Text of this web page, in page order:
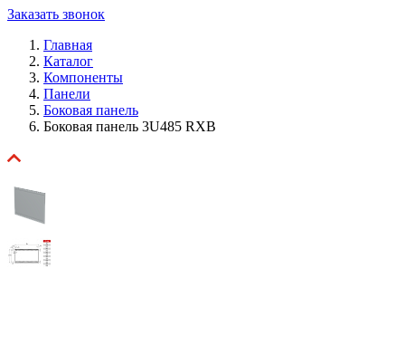
Заказать звонок
Главная
Каталог
Компоненты
Панели
Боковая панель
Боковая панель 3U485 RXB